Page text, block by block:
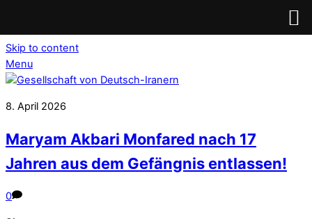
Skip to content
Menu
8. April 2026
Maryam Akbari Monfared nach 17
Jahren aus dem Gefängnis entlassen!
0